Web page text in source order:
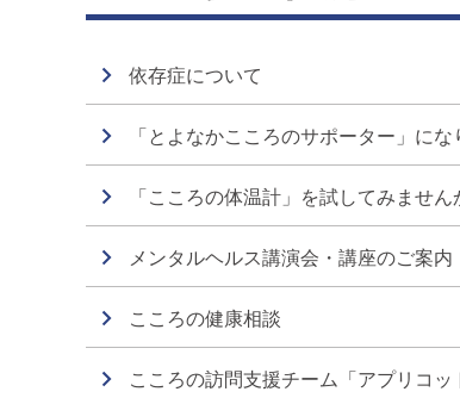
依存症について
「とよなかこころのサポーター」にな
「こころの体温計」を試してみません
メンタルヘルス講演会・講座のご案内
こころの健康相談
こころの訪問支援チーム「アプリコッ